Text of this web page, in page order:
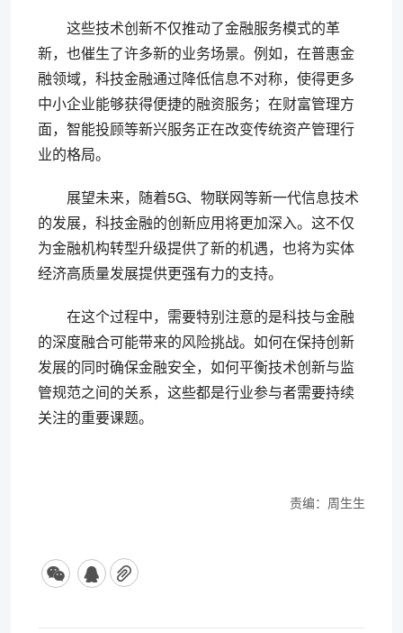
这些技术创新不仅推动了金融服务模式的革
新，也催生了许多新的业务场景。例如，在普惠金
融领域，科技金融通过降低信息不对称，使得更多
中小企业能够获得便捷的融资服务；在财富管理方
面，智能投顾等新兴服务正在改变传统资产管理行
业的格局。
展望未来，随着5G、物联网等新一代信息技术
的发展，科技金融的创新应用将更加深入。这不仅
为金融机构转型升级提供了新的机遇，也将为实体
经济高质量发展提供更强有力的支持。
在这个过程中，需要特别注意的是科技与金融
的深度融合可能带来的风险挑战。如何在保持创新
发展的同时确保金融安全，如何平衡技术创新与监
管规范之间的关系，这些都是行业参与者需要持续
关注的重要课题。
责编：周生生